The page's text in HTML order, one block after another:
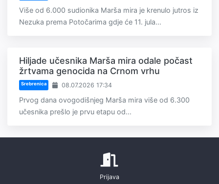
Više od 6.000 sudionika Marša mira je krenulo jutros iz
Nezuka prema Potočarima gdje će 11. jula...
Hiljade učesnika Marša mira odale počast
žrtvama genocida na Crnom vrhu
Srebrenica 08.07.2026 17:34
Prvog dana ovogodišnjeg Marša mira više od 6.300
učesnika prešlo je prvu etapu od...
Prijava